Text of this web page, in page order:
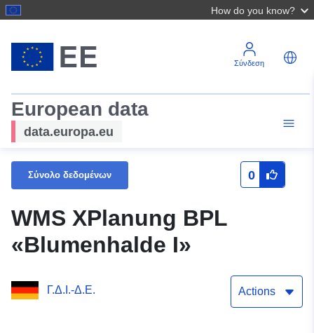
How do you know?
Σύνδεση
European data
data.europa.eu
Σύνολο δεδομένων 0
WMS XPlanung BPL
«Blumenhalde I»
Γ.Δ.Ι.-Δ.Ε. Actions